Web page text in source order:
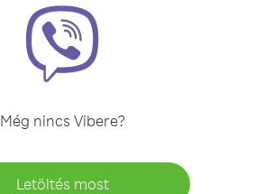
Még nincs Vibere?
Letöltés most